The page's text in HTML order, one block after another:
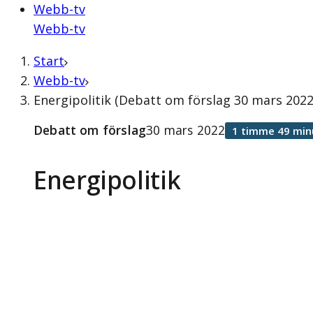
Webb-tv
Webb-tv
Start
Webb-tv
Energipolitik (Debatt om förslag 30 mars
Energipolitik
Debatt om förslag30 mars 2022 1 timme 49